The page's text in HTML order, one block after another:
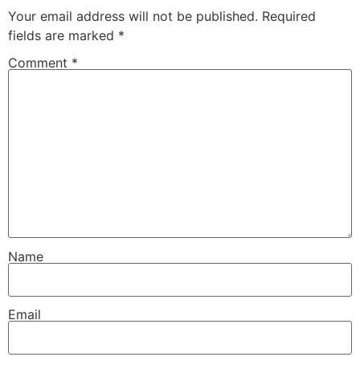
Your email address will not be published. Required
fields are marked *
Comment *
Name
Email